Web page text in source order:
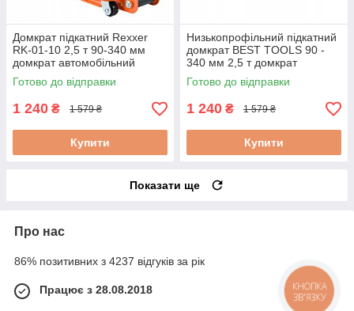
Домкрат підкатний Rexxer
RK-01-10 2,5 т 90-340 мм
домкрат автомобільний
підкатний
Готово до відправки
1 240 ₴ 1 579 ₴
Купити
Низькопрофільний підкатний
домкрат BEST TOOLS 90 -
340 мм 2,5 т домкрат
гідравлічний підкатний
Готово до відправки
1 240 ₴ 1 579 ₴
Купити
Показати ще
Про нас
86% позитивних з 4237 відгуків за рік
Працює з 28.08.2018 КНОПКА
ЗВ'ЯЗКУ